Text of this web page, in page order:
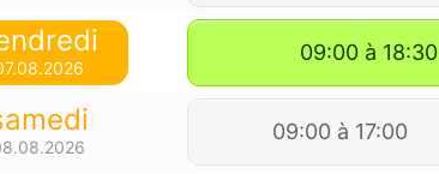
09:00 à 18:30
09:00 à 17:00